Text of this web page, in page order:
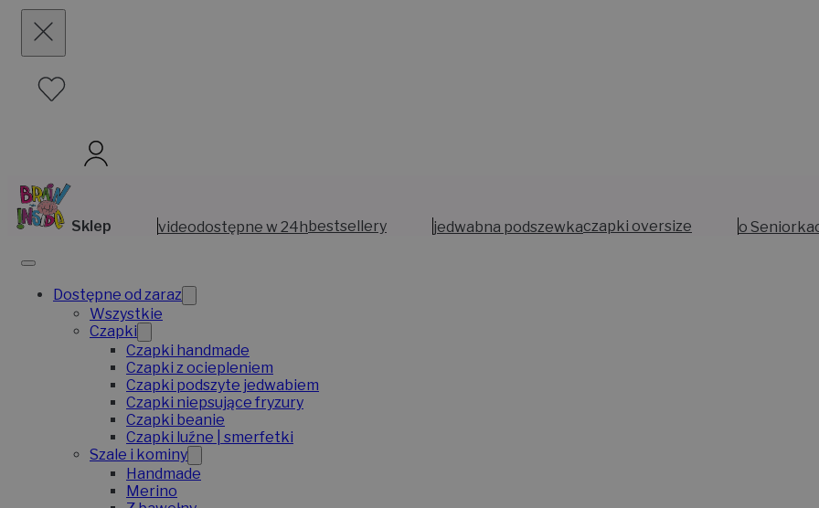
Sklep videodostępne w 24hbestsellery jedwabna podszewkaczapki oversize o
Dostępne od zaraz
Wszystkie
Czapki
Czapki handmade
Czapki z ociepleniem
Czapki podszyte jedwabiem
Czapki niepsujące fryzury
Czapki beanie
Czapki luźne | smerfetki
Szale i kominy
Handmade
Merino